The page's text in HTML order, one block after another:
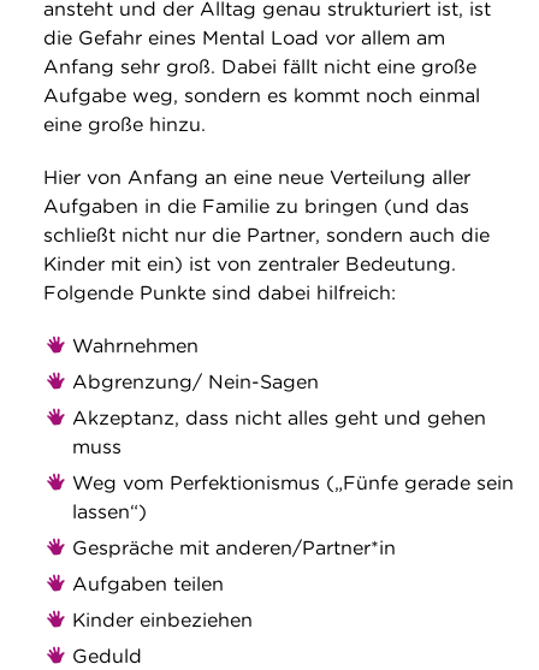
ansteht und der Alltag genau strukturiert ist, ist
die Gefahr eines Mental Load vor allem am
Anfang sehr groß. Dabei fällt nicht eine große
Aufgabe weg, sondern es kommt noch einmal
eine große hinzu.
Hier von Anfang an eine neue Verteilung aller
Aufgaben in die Familie zu bringen (und das
schließt nicht nur die Partner, sondern auch die
Kinder mit ein) ist von zentraler Bedeutung.
Folgende Punkte sind dabei hilfreich:
Wahrnehmen
Abgrenzung/ Nein-Sagen
Akzeptanz, dass nicht alles geht und gehen
muss
Weg vom Perfektionismus („Fünfe gerade sein
lassen“)
Gespräche mit anderen/Partner*in
Aufgaben teilen
Kinder einbeziehen
Geduld